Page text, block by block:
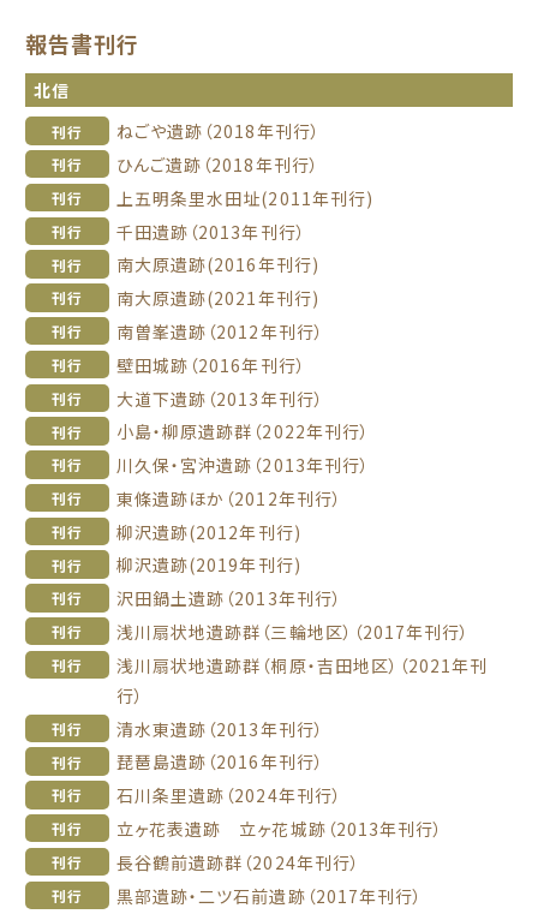
報告書刊行
北信
刊行 ねごや遺跡（2018年刊行）
刊行 ひんご遺跡（2018年刊行）
刊行 上五明条里水田址(2011年刊行)
刊行 千田遺跡（2013年刊行）
刊行 南大原遺跡(2016年刊行)
刊行 南大原遺跡(2021年刊行)
刊行 南曽峯遺跡（2012年刊行）
刊行 壁田城跡（2016年刊行）
刊行 大道下遺跡（2013年刊行）
刊行 小島・柳原遺跡群（2022年刊行）
刊行 川久保・宮沖遺跡（2013年刊行）
刊行 東條遺跡ほか（2012年刊行）
刊行 柳沢遺跡(2012年刊行)
刊行 柳沢遺跡(2019年刊行)
刊行 沢田鍋土遺跡（2013年刊行）
刊行 浅川扇状地遺跡群（三輪地区）（2017年刊行）
刊行
浅川扇状地遺跡群（桐原・吉田地区）（2021年刊
行）
刊行 清水東遺跡（2013年刊行）
刊行 琵琶島遺跡（2016年刊行）
刊行 石川条里遺跡（2024年刊行）
刊行 立ヶ花表遺跡 立ヶ花城跡（2013年刊行）
刊行 長谷鶴前遺跡群（2024年刊行）
刊行
黒部遺跡・二ツ石前遺跡（2017年刊行）